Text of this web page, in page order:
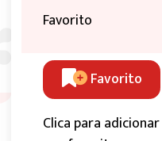
Favorito
Favorito
Clica para adicionar